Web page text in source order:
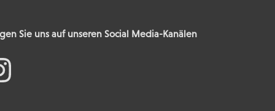
Sie uns auf unseren Social Media-Kanälen